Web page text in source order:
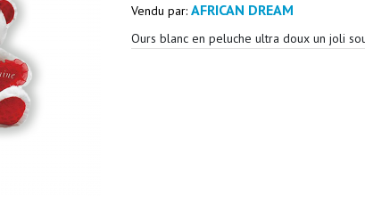
Vendu par:AFRICAN DREAM
Ours blanc en peluche ultra doux un joli